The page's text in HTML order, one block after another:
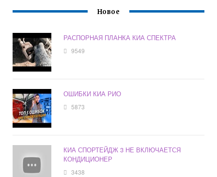
Новое
РАСПОРНАЯ ПЛАНКА КИА СПЕКТРА
9549
ОШИБКИ КИА РИО
5873
КИА СПОРТЕЙДЖ 3 НЕ ВКЛЮЧАЕТСЯ
КОНДИЦИОНЕР
3438